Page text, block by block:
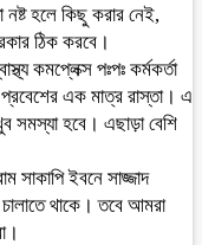
নষ্ট হলে কিছু করার নেই,
ঠিক করবে।
কমপ্লেক্স পঃপঃ কর্মকর্তা
প্রবেশের এক মাত্র রাস্তা। এ
সমস্যা হবে। এছাড়া বেশি
সাকাপি ইবনে সাজ্জাদ
চালাতে থাকে। তবে আমরা